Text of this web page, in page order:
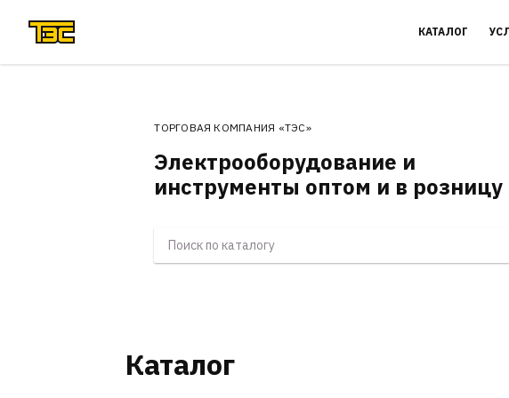
КАТАЛОГ
ТОРГОВАЯ КОМПАНИЯ «ТЭС»
Электрооборудование и
инструменты оптом и в розницу
Каталог